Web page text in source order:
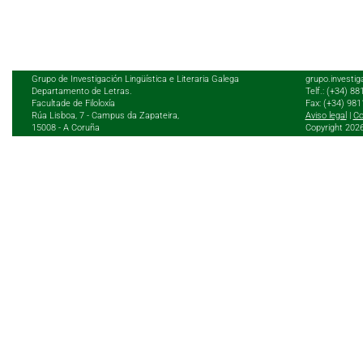
Grupo de Investigación Lingüística e Literaria Galega
Departamento de Letras.
Facultade de Filoloxía
Rúa Lisboa, 7 - Campus da Zapateira,
15008 - A Coruña
Telf.: (+34)
Fax: (+34)
Aviso legal |
Copyright